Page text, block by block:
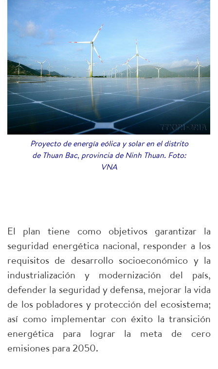
Proyecto de energía eólica y solar en el distrito
de Thuan Bac, provincia de Ninh Thuan. Foto:
VNA
El plan tiene como objetivos garantizar la
seguridad energética nacional, responder a los
requisitos de desarrollo socioeconómico y la
industrialización y modernización del país,
defender la seguridad y defensa, mejorar la vida
de los pobladores y protección del ecosistema;
así como implementar con éxito la transición
energética para lograr la meta de cero
emisiones para 2050.